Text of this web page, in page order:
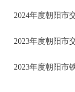
2024年度朝阳市
2023年度朝阳市
2023年度朝阳市